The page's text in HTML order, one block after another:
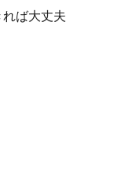
ば大丈夫